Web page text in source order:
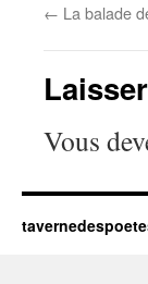
← La balade
Vous